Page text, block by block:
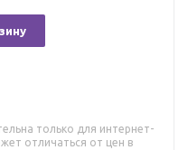
только для интернет-
отличаться от цен в